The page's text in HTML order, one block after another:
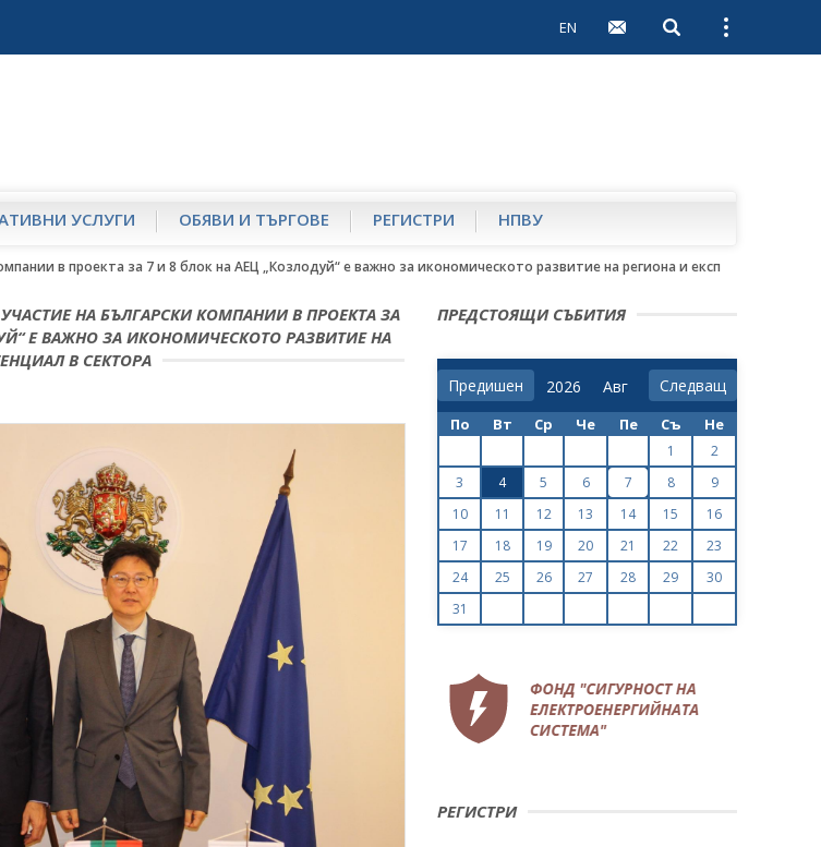
EN Open search
Open
УСЛУГИ ОБЯВИ И ТЪРГОВЕ РЕГИСТРИ НПВУ
в проекта за 7 и 8 блок на АЕЦ „Козлодуй“ е важно за икономическото развитие на региона и експертния
НА БЪЛГАРСКИ КОМПАНИИ В ПРОЕКТА ЗА
Е ВАЖНО ЗА ИКОНОМИЧЕСКОТО РАЗВИТИЕ НА
В СЕКТОРА
ПРЕДСТОЯЩИ СЪБИТИЯ
Предишен Следващ
По Вт Ср Че Пе Съ Не
1
2
3
4 5 6 7 8
9
10
11 12 13 14 15
16
17
18 19 20 21 22
23
24
25 26 27 28 29
30
31
РЕГИСТРИ